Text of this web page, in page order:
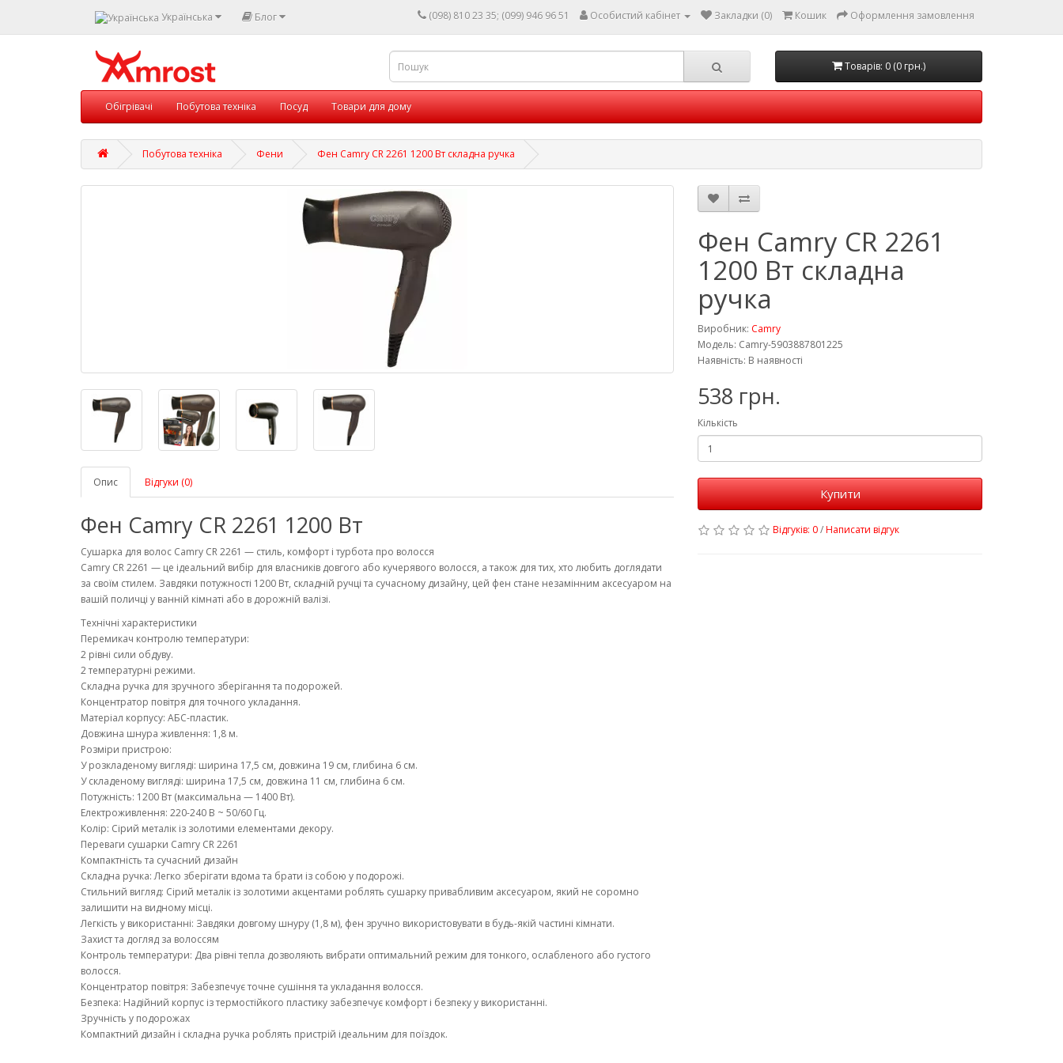
Українська Блог (098) 810 23 35; (099) 946 96 51 Особистий кабінет Закладки (0) Кошик Оформлення замовлення
Товарів: 0 (0 грн.)
Обігрівачі Побутова техніка Посуд Товари для дому
Побутова техніка Фени Фен Camry CR 2261 1200 Вт складна ручка
Опис Відгуки (0)
Фен Camry CR 2261 1200 Вт
Сушарка для волос Camry CR 2261 — стиль, комфорт і турбота про волосся
Camry CR 2261 — це ідеальний вибір для власників довгого або кучерявого волосся, а також для тих, хто любить доглядати
за своїм стилем. Завдяки потужності 1200 Вт, складній ручці та сучасному дизайну, цей фен стане незамінним аксесуаром на
вашій поличці у ванній кімнаті або в дорожній валізі.
Технічні характеристики
Перемикач контролю температури:
2 рівні сили обдуву.
2 температурні режими.
Складна ручка для зручного зберігання та подорожей.
Концентратор повітря для точного укладання.
Матеріал корпусу: АБС-пластик.
Довжина шнура живлення: 1,8 м.
Розміри пристрою:
У розкладеному вигляді: ширина 17,5 см, довжина 19 см, глибина 6 см.
У складеному вигляді: ширина 17,5 см, довжина 11 см, глибина 6 см.
Потужність: 1200 Вт (максимальна — 1400 Вт).
Електроживлення: 220-240 В ~ 50/60 Гц.
Колір: Сірий металік із золотими елементами декору.
Переваги сушарки Camry CR 2261
Компактність та сучасний дизайн
Складна ручка: Легко зберігати вдома та брати із собою у подорожі.
Стильний вигляд: Сірий металік із золотими акцентами роблять сушарку привабливим аксесуаром, який не соромно
залишити на видному місці.
Легкість у використанні: Завдяки довгому шнуру (1,8 м), фен зручно використовувати в будь-якій частині кімнати.
Захист та догляд за волоссям
Контроль температури: Два рівні тепла дозволяють вибрати оптимальний режим для тонкого, ослабленого або густого
волосся.
Концентратор повітря: Забезпечує точне сушіння та укладання волосся.
Безпека: Надійний корпус із термостійкого пластику забезпечує комфорт і безпеку у використанні.
Зручність у подорожах
Компактний дизайн і складна ручка роблять пристрій ідеальним для поїздок.
Фен Camry CR 2261
1200 Вт складна
ручка
Виробник: Camry
Модель: Camry-5903887801225
Наявність: В наявності
538 грн.
Кількість
Купити
Відгуків: 0/Написати відгук